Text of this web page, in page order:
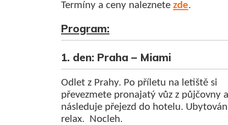
Termíny a ceny naleznete zde.
Program:
1. den: Praha – Miami
Odlet z Prahy. Po příletu na letiště si
převezmete pronajatý vůz z půjčovny a
následuje přejezd do hotelu.
relax. Nocleh.